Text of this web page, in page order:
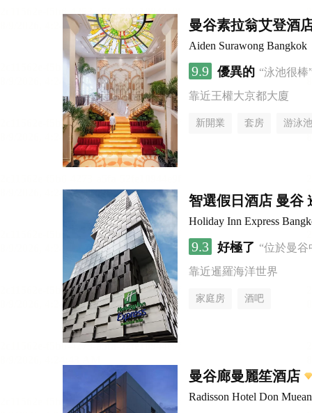
曼谷素拉翁艾登酒
Aiden Surawong Bangkok
9.9 優異的 “泳池很棒
靠近王權大京都大廈
新開業 套房 游泳池
智選假日酒店 曼谷
Holiday Inn Express
9.3 好極了 “位於曼
靠近暹羅海洋世界
家庭房 酒吧
曼谷廊曼麗笙酒店
Radisson Hotel Don